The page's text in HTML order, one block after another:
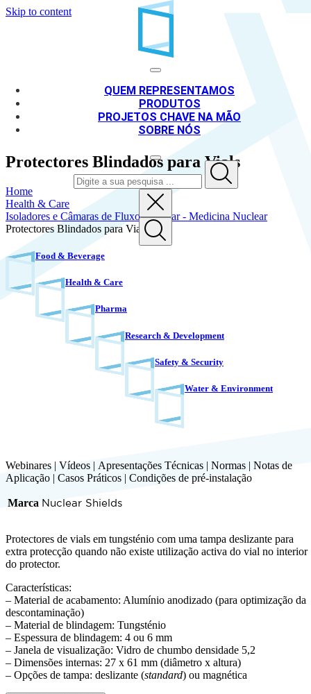
Skip to content
QUEM REPRESENTAMOS
PRODUTOS
PROJETOS CHAVE NA MÃO
SOBRE NÓS
Protectores Blindados para Vials
Home
Health & Care
Isoladores e Câmaras de Fluxo Laminar - Medicina Nuclear
Protectores Blindados para Vials
Food & Beverage
Health & Care
Pharma
Research & Development
Safety & Security
Water & Environment
Webinares | Vídeos | Apresentações Técnicas | Normas | Notas de
Aplicação | Casos Práticos | Condições de pré-instalação
Marca Nuclear Shields
Protectores de vials em tungsténio com uma tampa deslizante para
extra protecção quando não existe utilização activa do vial no interior
do protector.
Características:
– Material de acabamento: Alumínio anodizado (para optimização da
descontaminação)
– Material de blindagem: Tungsténio
– Espessura de blindagem: 4 ou 6 mm
– Janela de visualização: Vidro de chumbo densidade 5,2
– Dimensões internas: 27 x 61 mm (diâmetro x altura)
– Opções de tampa: deslizante (standard) ou magnética